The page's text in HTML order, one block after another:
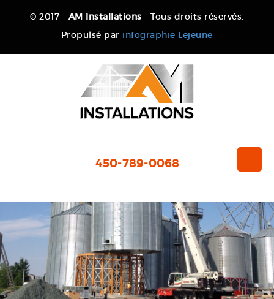
© 2017 - AM Installations - Tous droits réservés.
Propulsé par infographie Lejeune
450-789-0068